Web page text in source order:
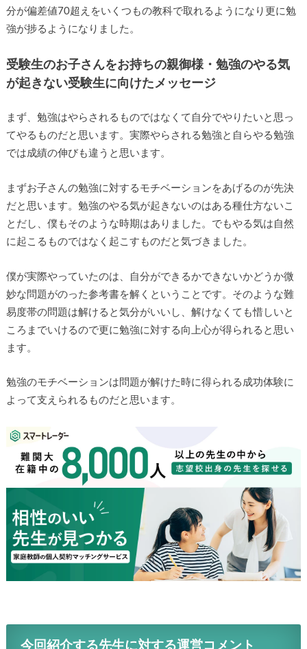
分が偏差値70超えをいくつもの教科で取れるようになり更に勉
強が捗るようになりました。
受験生のお子さんをお持ちの親御様・勉強のやる気
が起きない受験生に向けたメッセージ
まず、勉強はやらされるものではなくて自分でやりたいと思っ
てやるものだと思います。実際やらされる勉強と自らやる勉強
では成績の伸びも違うと思います。
まずお子さんの勉強に対するモチベーションをあげるのが先決
だと思います。勉強のやる気が起きないのはある種仕方ないこ
とだし、僕もそのような時期はありました。でもやる気は自然
に起こるものではなく起こすものだと気づきました。
僕が実際やっていたのは、自分ができるかできないかどうか微
妙な問題がのった参考書を解くということです。そのような難
易度帯の問題は解けると気分がいいし、解けなくても惜しいと
ころまでいけるので更に勉強に対する向上心が得られると思い
ます。
勉強のモチベーションは問題が解けた時に得られる成功体験に
よって支えられるものだと思います。
今回紹介する先生に対する運営コメント